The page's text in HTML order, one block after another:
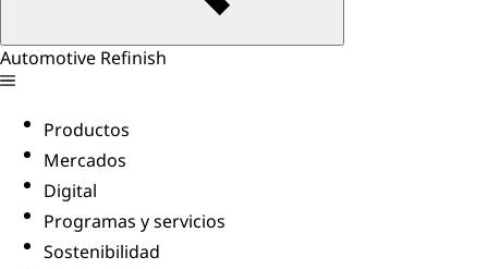
Automotive Refinish
Productos
Mercados
Digital
Programas y servicios
Sostenibilidad